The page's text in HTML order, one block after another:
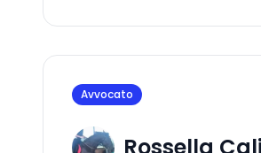
Avvocato